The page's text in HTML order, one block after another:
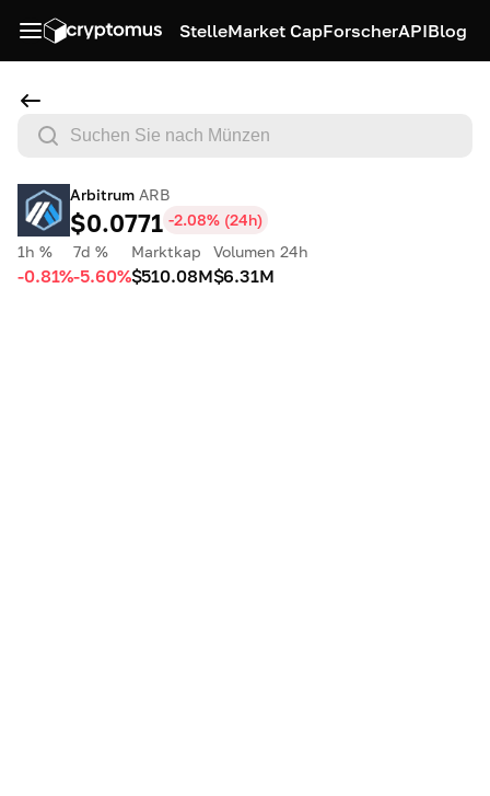
StelleMarket CapForscherAPIBlog
Arbitrum ARB
$0.0771 -2.08% (24h)
1h %
-0.81%
7d %
-5.60%
Marktkap
$510.08M
Volumen 24h
$6.31M